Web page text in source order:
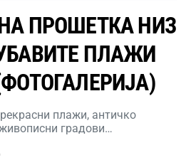
ПРОШЕТКА НИЗ
ПЛАЖИ
плажи, античко
градови…